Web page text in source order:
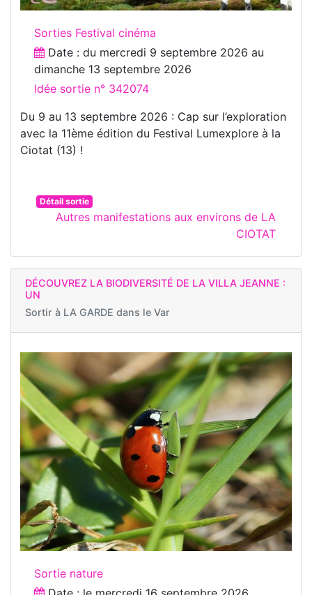
Sorties Festival cinéma
Date : du mercredi 9 septembre 2026 au
dimanche 13 septembre 2026
Idée sortie n° 342074
Du 9 au 13 septembre 2026 : Cap sur l’exploration
avec la 11ème édition du Festival Lumexplore à la
Ciotat (13) !
Détail sortie
Autres manifestations aux environs de LA
CIOTAT
DÉCOUVREZ LA BIODIVERSITÉ DE LA VILLA JEANNE :
UN
Sortir à LA GARDE dans le Var
Sortie nature